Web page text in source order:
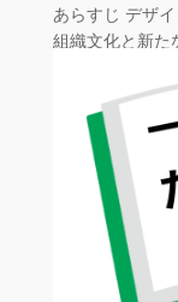
あらすじ デザ
組織文化と新た